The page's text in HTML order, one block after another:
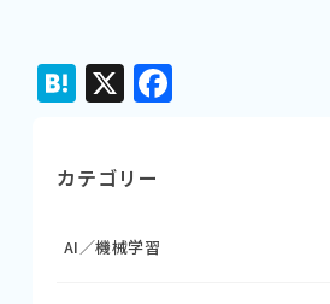
Hatena
X Facebook
カテゴリー
AI／機械学習